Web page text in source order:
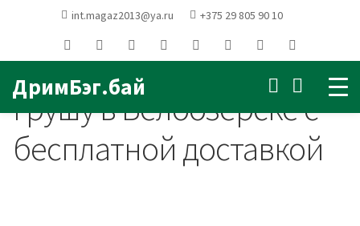
int.magaz2013@ya.ru +375 29 805 90 10
ДримБэг.бай
Главная
Купить кресло
Купить кресло мешок
грушу в Белоозёрске с
бесплатной доставкой